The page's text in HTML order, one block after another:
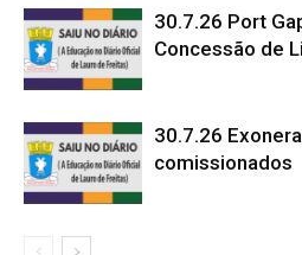
30.7.26 Port
Concessão de
30.7.26
comissionados